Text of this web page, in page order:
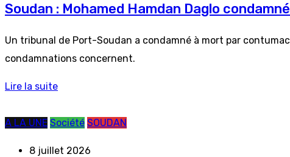
Soudan : Mohamed Hamdan Daglo
Un tribunal de Port-Soudan a condamné à mort par
condamnations concernent.
Lire la suite
A LA UNE Société SOUDAN
8 juillet 2026